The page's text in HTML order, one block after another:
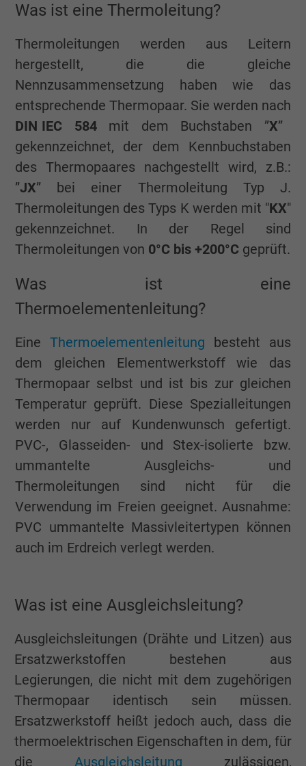
Was ist eine Thermoleitung?
Thermoleitungen werden aus Leitern
hergestellt, die die gleiche
Nennzusammensetzung haben wie das
entsprechende Thermopaar. Sie werden nach
DIN IEC 584mit dem Buchstaben ”X”
gekennzeichnet, der dem Kennbuchstaben
des Thermopaares nachgestellt wird, z.B.:
”JX” bei einer Thermoleitung Typ J.
Thermoleitungen des Typs K werden mit "KX"
gekennzeichnet. In der Regel sind
Thermoleitungen von 0°C bis +200°C geprüft.
Was ist eine
Thermoelementenleitung?
Eine Thermoelementenleitung besteht aus
dem gleichen Elementwerkstoff wie das
Thermopaar selbst und ist bis zur gleichen
Temperatur geprüft. Diese Spezialleitungen
werden nur auf Kundenwunsch gefertigt.
PVC-, Glasseiden- und Stex-isolierte bzw.
ummantelte Ausgleichs- und
Thermoleitungen sind nicht für die
Verwendung im Freien geeignet. Ausnahme:
PVC ummantelte Massivleitertypen können
auch im Erdreich verlegt werden.
Was ist eine Ausgleichsleitung?
Ausgleichsleitungen (Drähte und Litzen) aus
Ersatzwerkstoffen bestehen aus
Legierungen, die nicht mit dem zugehörigen
Thermopaar identisch sein müssen.
Ersatzwerkstoff heißt jedoch auch, dass die
thermoelektrischen Eigenschaften in dem, für
die Ausgleichsleitung zulässigen,